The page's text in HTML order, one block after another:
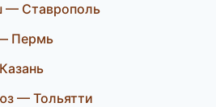
— Ставрополь
Пермь
— Тольятти